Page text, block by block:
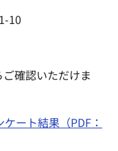
10
確認いただけま
ケート結果（PDF：